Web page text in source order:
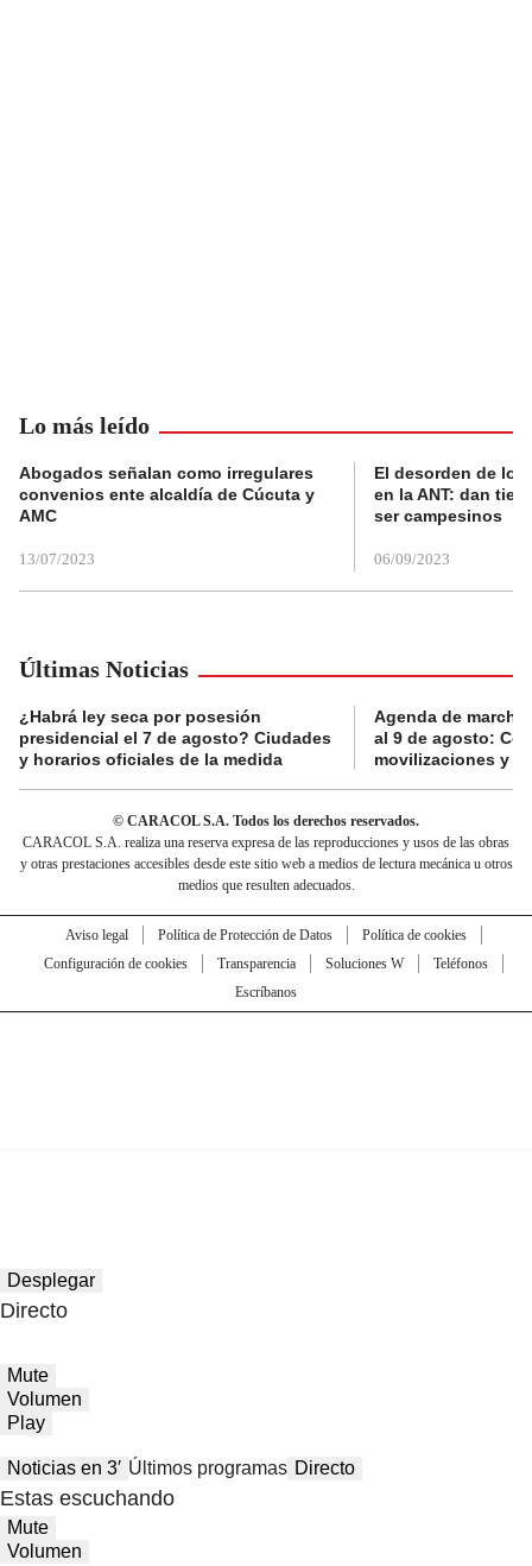
Lo más leído
Abogados señalan como irregulares
convenios ente alcaldía de Cúcuta y
AMC
13/07/2023
El desorden de
en la ANT: dan
ser campesinos
06/09/2023
Últimas Noticias
¿Habrá ley seca por posesión
presidencial el 7 de agosto? Ciudades
y horarios oficiales de la medida
Agenda de
al 9 de agosto:
movilizaciones y
© CARACOL S.A. Todos los derechos reservados.
CARACOL S.A. realiza una reserva expresa de las reproducciones y usos de las obras
y otras prestaciones accesibles desde este sitio web a medios de lectura mecánica u otros
medios que resulten adecuados.
Aviso legal Política de Protección de Datos
Política de cookies
Configuración de cookies
Transparencia Soluciones W
Teléfonos
Escríbanos
Desplegar
Directo
Mute
Volumen
Play
Noticias en 3′ Últimos programas Directo
Estas escuchando
Mute
Volumen